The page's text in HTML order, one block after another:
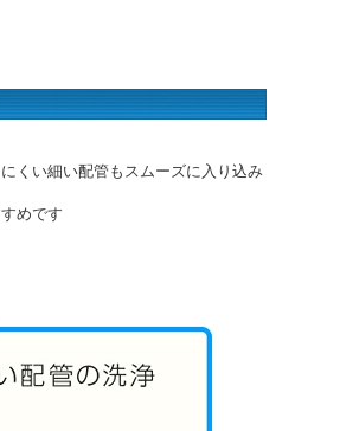
くい細い配管もスムーズに入り込み
めです